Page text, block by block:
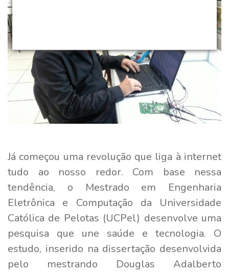
Já começou uma revolução que liga à internet
tudo ao nosso redor. Com base nessa
tendência, o Mestrado em Engenharia
Eletrônica e Computação da Universidade
Católica de Pelotas (UCPel) desenvolve uma
pesquisa que une saúde e tecnologia. O
estudo, inserido na dissertação desenvolvida
pelo mestrando Douglas Adalberto